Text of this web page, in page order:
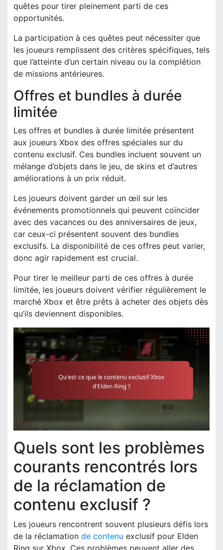
quêtes pour tirer pleinement parti de ces
opportunités.
La participation à ces quêtes peut nécessiter que
les joueurs remplissent des critères spécifiques, tels
que l’atteinte d’un certain niveau ou la complétion
de missions antérieures.
Offres et bundles à durée
limitée
Les offres et bundles à durée limitée présentent
aux joueurs Xbox des offres spéciales sur du
contenu exclusif. Ces bundles incluent souvent un
mélange d’objets dans le jeu, de skins et d’autres
améliorations à un prix réduit.
Les joueurs doivent garder un œil sur les
événements promotionnels qui peuvent coïncider
avec des vacances ou des anniversaires de jeux,
car ceux-ci présentent souvent des bundles
exclusifs. La disponibilité de ces offres peut varier,
donc agir rapidement est crucial.
Pour tirer le meilleur parti de ces offres à durée
limitée, les joueurs doivent vérifier régulièrement le
marché Xbox et être prêts à acheter des objets dès
qu’ils deviennent disponibles.
Quels sont les problèmes
courants rencontrés lors
de la réclamation de
contenu exclusif ?
Les joueurs rencontrent souvent plusieurs défis lors
de la réclamation de contenu exclusif pour Elden
Ring sur Xbox. Ces problèmes peuvent aller des